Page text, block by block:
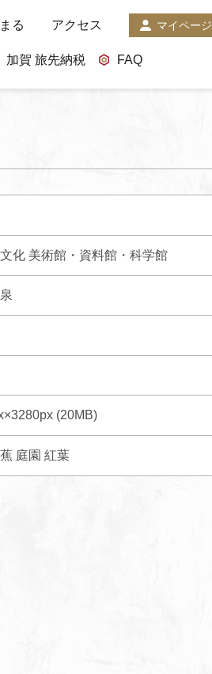
る アクセス マイページ
加賀 旅先納税 FAQ
化 美術館・資料館・科学館
(20MB)
庭園 紅葉